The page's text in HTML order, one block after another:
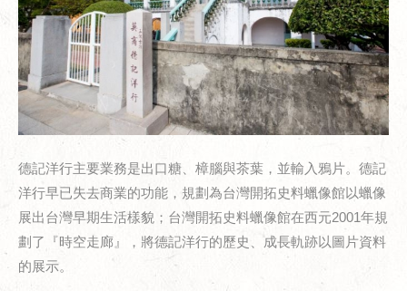
德記洋行主要業務是出口糖、樟腦與茶葉，並輸入鴉片。德記
洋行早已失去商業的功能，規劃為台灣開拓史料蠟像館以蠟像
展出台灣早期生活樣貌；台灣開拓史料蠟像館在西元2001年規
劃了『時空走廊』，將德記洋行的歷史、成長軌跡以圖片資料
的展示。